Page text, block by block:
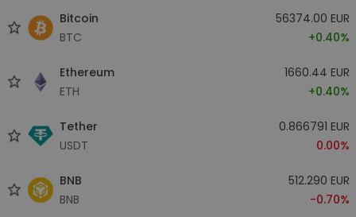
Bitcoin
BTC
56374.00 EUR
+0.40%
Ethereum
ETH
1660.44 EUR
+0.40%
Tether
USDT
0.866791 EUR
0.00%
BNB
BNB
512.290 EUR
-0.70%